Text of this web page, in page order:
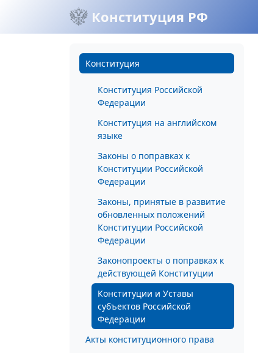
Конституция РФ
Конституция
Конституция Российской
Федерации
Конституция на английском
языке
Законы о поправках к
Конституции Российской
Федерации
Законы, принятые в развитие
обновленных положений
Конституции Российской
Федерации
Законопроекты о поправках к
действующей Конституции
Конституции и Уставы
субъектов Российской
Федерации
Акты конституционного права